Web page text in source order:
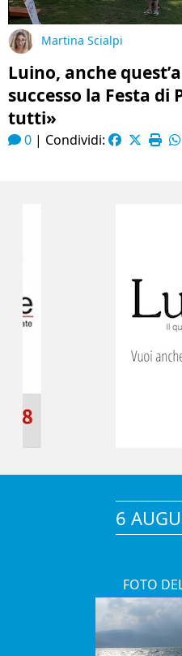
Martina Scialpi
Luino, anche
successo la Festa di
tutti»
0 | Condividi:
6
FOTO